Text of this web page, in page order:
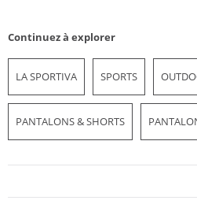
Continuez à explorer
LA SPORTIVA SPORTS
PANTALONS & SHORTS